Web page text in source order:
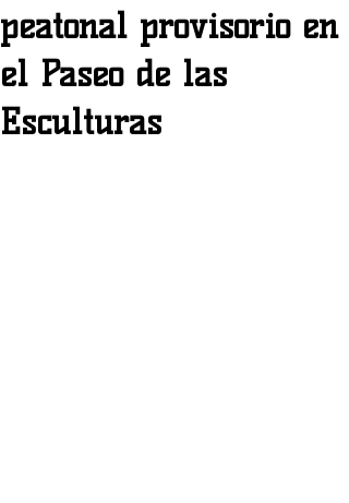
peatonal provisorio en
el Paseo de las
Esculturas